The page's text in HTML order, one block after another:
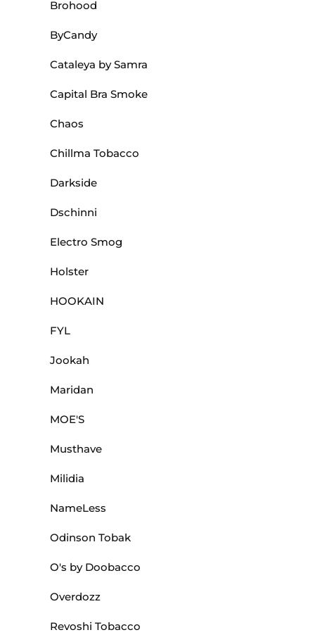
Brohood
ByCandy
Cataleya by Samra
Capital Bra Smoke
Chaos
Chillma Tobacco
Darkside
Dschinni
Electro Smog
Holster
HOOKAIN
FYL
Jookah
Maridan
MOE'S
Musthave
Milidia
NameLess
Odinson Tobak
O's by Doobacco
Overdozz
Revoshi Tobacco